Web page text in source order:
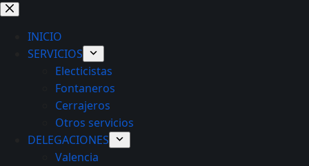
Saltar
contenido
INICIO
SERVICIOS
Electicistas
Fontaneros
Cerrajeros
Otros servicios
DELEGACIONES
Valencia